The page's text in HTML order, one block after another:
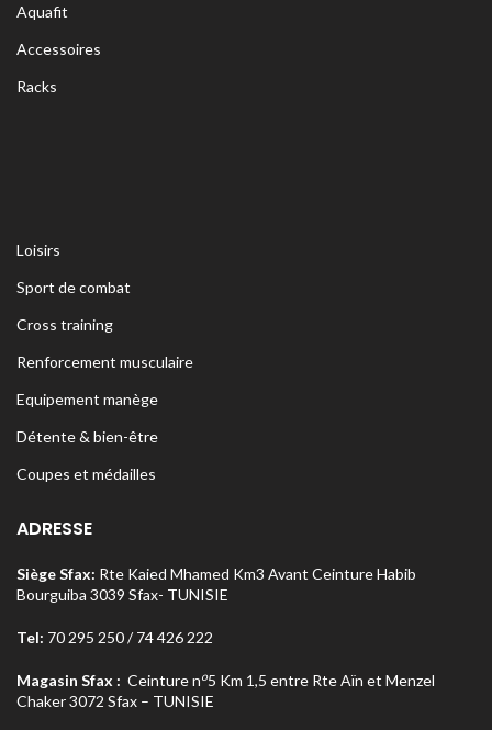
Aquafit
Accessoires
Racks
Loisirs
Sport de combat
Cross training
Renforcement musculaire
Equipement manège
Détente & bien-être
Coupes et médailles
ADRESSE
Siège Sfax: Rte Kaied Mhamed Km3 Avant Ceinture Habib
Bourguiba 3039 Sfax- TUNISIE
Tel: 70 295 250 / 74 426 222
Magasin Sfax : Ceinture no5 Km 1,5 entre Rte Aïn et Menzel
Chaker 3072 Sfax – TUNISIE